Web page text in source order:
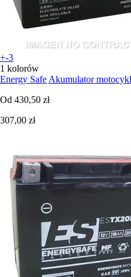
+-3
1 kolorów
Energy Safe Akumulator
Od 430,50 zł
307,00 zł